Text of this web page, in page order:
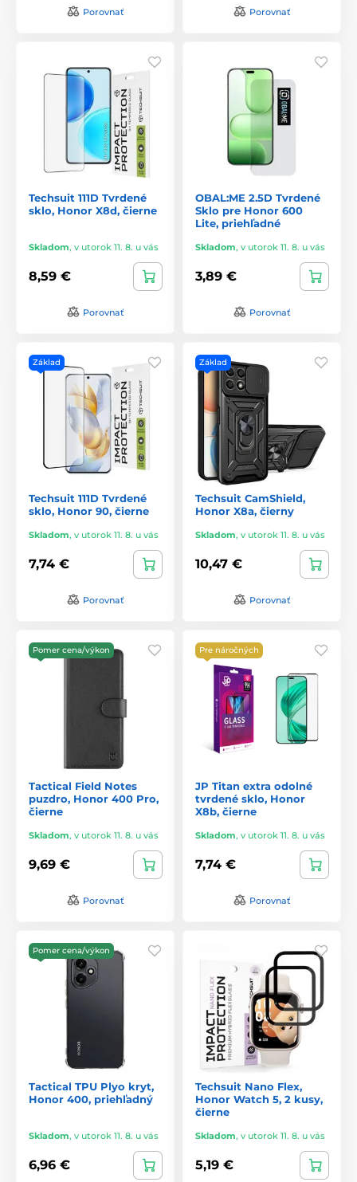
Porovnať Porovnať
Techsuit 111D Tvrdené
sklo, Honor X8d, čierne
Skladom, v utorok 11. 8. u vás
8,59 €
Porovnať
OBAL:ME 2.5D Tvrdené
Sklo pre Honor 600
Lite, priehľadné
Skladom, v utorok 11. 8. u vás
3,89 €
Porovnať
Základ
Techsuit 111D Tvrdené
sklo, Honor 90, čierne
Skladom, v utorok 11. 8. u vás
7,74 €
Porovnať
Základ
Techsuit CamShield,
Honor X8a, čierny
Skladom, v utorok 11. 8. u vás
10,47 €
Porovnať
Pomer cena/výkon
Tactical Field Notes
puzdro, Honor 400 Pro,
čierne
Skladom, v utorok 11. 8. u vás
9,69 €
Porovnať
Pre náročných
JP Titan extra odolné
tvrdené sklo, Honor
X8b, čierne
Skladom, v utorok 11. 8. u vás
7,74 €
Porovnať
Pomer cena/výkon
Tactical TPU Plyo kryt,
Honor 400, priehľadný
Skladom, v utorok 11. 8. u vás
6,96 €
Techsuit Nano Flex,
Honor Watch 5, 2 kusy,
čierne
Skladom, v utorok 11. 8. u vás
5,19 €